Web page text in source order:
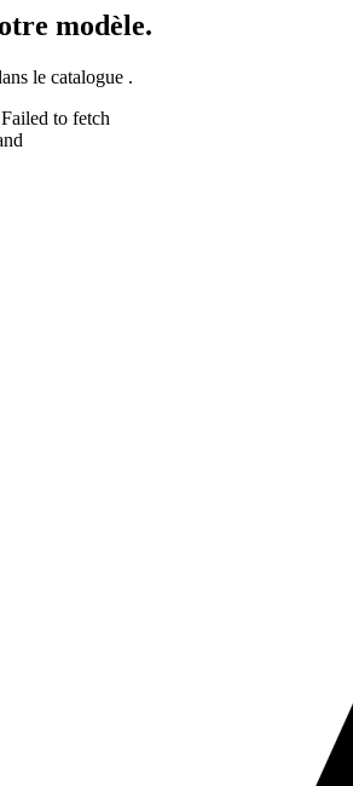
modèle.
le catalogue .
Failed to fetch